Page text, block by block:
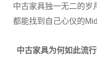
中古家具独一无二的岁
都能找到自己心仪的
中古家具为何如此流行